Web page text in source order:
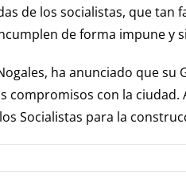
de los socialistas, que
de forma impune y
ha anunciado que
compromisos con la
Socialistas para la